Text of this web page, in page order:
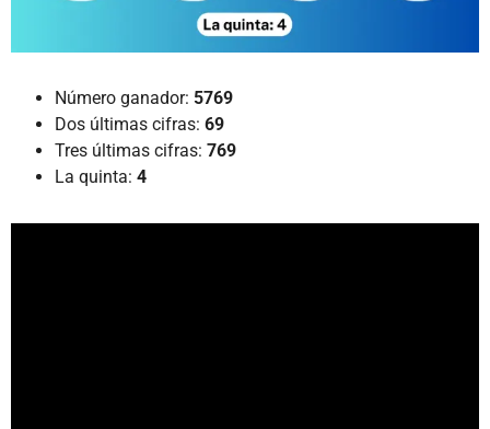
Número ganador: 5769
Dos últimas cifras: 69
Tres últimas cifras: 769
La quinta: 4